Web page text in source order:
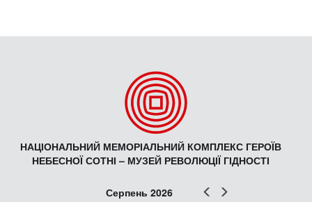
НАЦІОНАЛЬНИЙ МЕМОРІАЛЬНИЙ КОМПЛЕКС ГЕРОЇВ
НЕБЕСНОЇ СОТНІ – МУЗЕЙ РЕВОЛЮЦІЇ ГІДНОСТІ
Попер
Серпень 2026